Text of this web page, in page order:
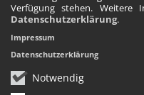
Verfügung stehen. Weitere
Datenschutzerklärung.
Notwendig
Impressum
Datenschutzerklärung